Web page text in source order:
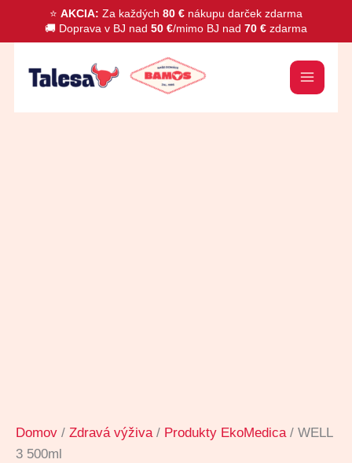
⭐ AKCIA: Za každých 80 € nákupu darček zdarma
🚚 Doprava v BJ nad 50 €/mimo BJ nad 70 € zdarma
Preskočiť
Domov / Zdravá výživa/ Produkty EkoMedica/ WELL
3 500ml
WELL
500ml